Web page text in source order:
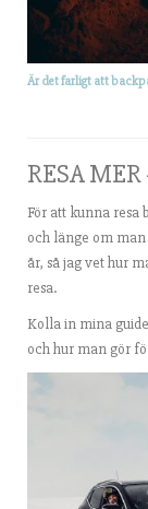
Är det farligt att
RESA
För att kunna resa
och länge om man
år, så jag vet hur
resa.
Kolla in mina
och hur man gör